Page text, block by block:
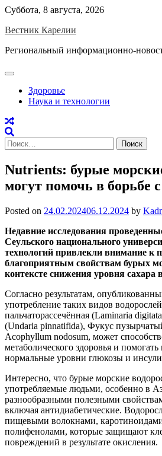
Skip
content
Суббота, 8 августа, 2026
Вестник Карелии
Региональный информационно-
Здоровье
Наука и технологии
Найти:
Nutrients: бурые
могут помочь в борьбе
Posted on 24.02.202406.12.2024 by
Недавние исследования
Сеульского национального
технологий привлекли внимание к
благоприятным свойствам бурых
контексте снижения уровня сахара
Согласно результатам,
употребление таких видов
пальчаторассечённая (Laminaria
(Undaria pinnatifida), Фукус
Acophyllum nodosum, может
метаболического здоровья и
нормальные уровни глюкозы и
Интересно, что бурые морские
употребляемые людьми, особенно в
разнообразными полезными
включая антидиабетические.
пищевыми волокнами,
полифенолами, которые защищают
повреждений в результате окисления.